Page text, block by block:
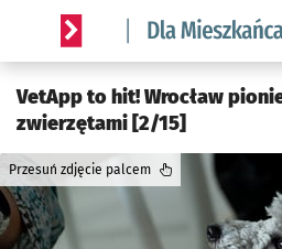
Serwis informacyjny wroclaw.pl
VetApp to hit! Wrocław
zwierzętami [2/15]
Przesuń zdjęcie palcem